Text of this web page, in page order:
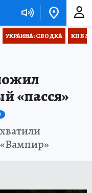
УКРАИНА: СВОДКА КП В
«пасся»